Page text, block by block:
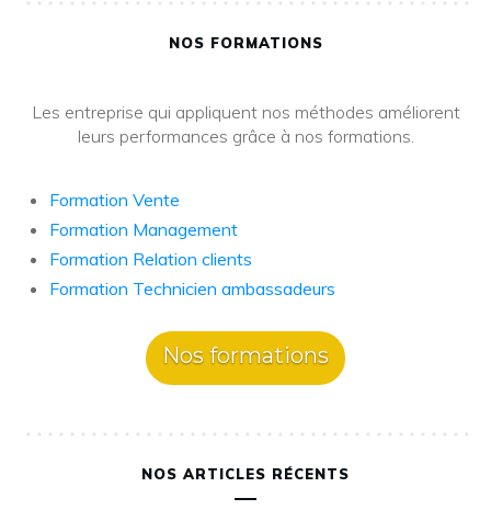
NOS FORMATIONS
Les entreprise qui appliquent nos méthodes améliorent
leurs performances grâce à nos formations.
Formation Vente
Formation Management
Formation Relation clients
Formation Technicien ambassadeurs
Nos formations
NOS ARTICLES RÉCENTS